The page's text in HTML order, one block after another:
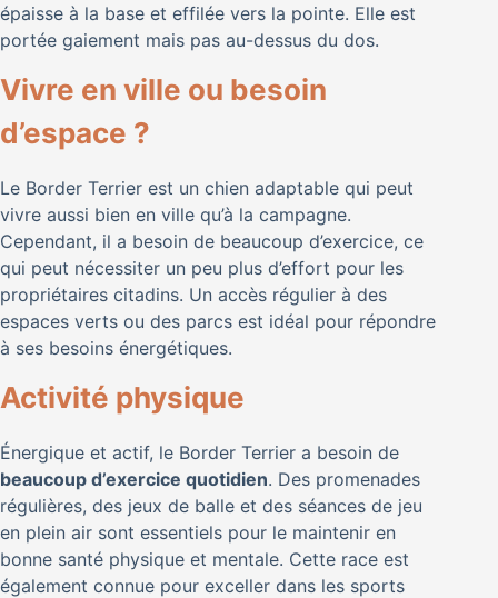
épaisse à la base et effilée vers la pointe. Elle est
portée gaiement mais pas au-dessus du dos.
Vivre en ville ou besoin
d’espace ?
Le Border Terrier est un chien adaptable qui peut
vivre aussi bien en ville qu’à la campagne.
Cependant, il a besoin de beaucoup d’exercice, ce
qui peut nécessiter un peu plus d’effort pour les
propriétaires citadins. Un accès régulier à des
espaces verts ou des parcs est idéal pour répondre
à ses besoins énergétiques.
Activité physique
Énergique et actif, le Border Terrier a besoin de
beaucoup d’exercice quotidien. Des promenades
régulières, des jeux de balle et des séances de jeu
en plein air sont essentiels pour le maintenir en
bonne santé physique et mentale. Cette race est
également connue pour exceller dans les sports